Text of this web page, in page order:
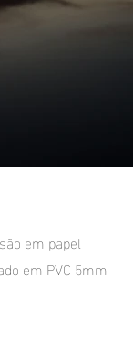
em papel
em PVC 5mm